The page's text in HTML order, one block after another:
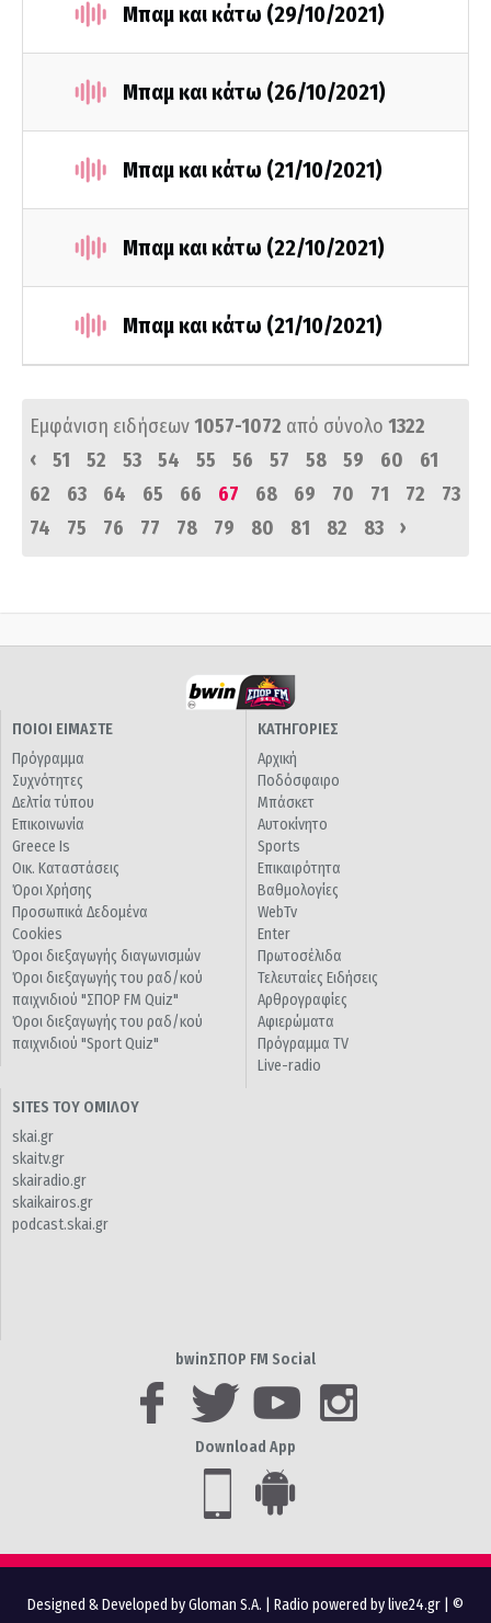
Μπαμ και κάτω (29/10/2021)
Μπαμ και κάτω (26/10/2021)
Μπαμ και κάτω (21/10/2021)
Μπαμ και κάτω (22/10/2021)
Μπαμ και κάτω (21/10/2021)
Εμφάνιση ειδήσεων1057-1072 από σύνολο 1322
‹
51 52 53 54 55 56 57 58 59 60
61
62
63 64 65 66 67 68 69 70 71 72
73
74
75 76 77 78 79 80 81 82 83 ›
ΠΟΙΟΙ ΕΙΜΑΣΤΕ
Πρόγραμμα
Συχνότητες
Δελτία τύπου
Επικοινωνία
Greece Is
Οικ. Καταστάσεις
Όροι Χρήσης
Προσωπικά Δεδομένα
Cookies
Όροι διεξαγωγής διαγωνισμών
Όροι διεξαγωγής του ραδ/κού
παιχνιδιού "ΣΠΟΡ FM Quiz"
Όροι διεξαγωγής του ραδ/κού
παιχνιδιού "Sport Quiz"
ΚΑΤΗΓΟΡΙΕΣ
Αρχική
Ποδόσφαιρο
Μπάσκετ
Αυτοκίνητο
Sports
Επικαιρότητα
Βαθμολογίες
WebTv
Enter
Πρωτοσέλιδα
Τελευταίες Ειδήσεις
Αρθρογραφίες
Αφιερώματα
Πρόγραμμα TV
Live-radio
SITES ΤΟΥ ΟΜΙΛΟΥ
skai.gr
skaitv.gr
skairadio.gr
skaikairos.gr
podcast.skai.gr
bwinΣΠΟΡ FM Social
Download App
Designed & Developed by Gloman S.A. Radio powered by live24.gr | ©